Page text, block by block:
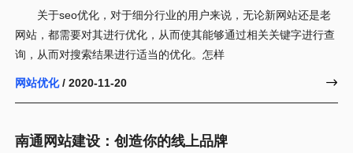
关于seo优化，对于细分行业的用户来说，无论新网站还是老
网站，都需要对其进行优化，从而使其能够通过相关关键字进行查
询，从而对搜索结果进行适当的优化。怎样
网站优化/ 2020-11-20 
南通网站建设：创造你的线上品牌